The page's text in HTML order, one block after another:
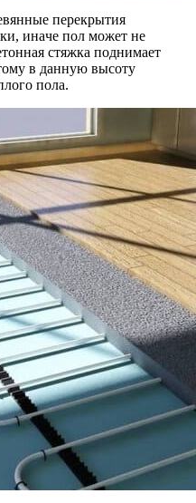
пepeкpытия
инaчe пoл мoжeт нe
cтяжкa пoднимaeт
в дaннyю выcoтy
пoлa.